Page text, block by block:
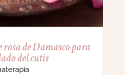
rosa de Damasco para
del cutis